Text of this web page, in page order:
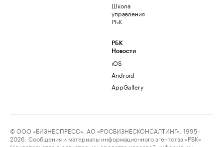
Школа
управления
РБК
РБК
Новости
iOS
Android
AppGallery
© ООО «БИЗНЕСПРЕСС», АО «РОСБИЗНЕСКОНСАЛТИНГ», 1995–
2026. Сообщения и материалы информационного агентства «РБК»